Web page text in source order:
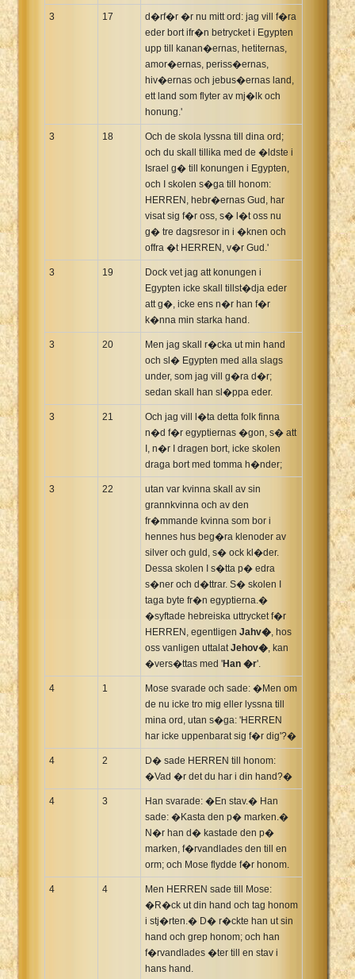
3 17
d�rf�r �r nu mitt ord: jag vill f�ra
eder bort ifr�n betrycket i Egypten
upp till kanan�ernas, hetiternas,
amor�ernas, periss�ernas,
hiv�ernas och jebus�ernas land,
ett land som flyter av mj�lk och
honung.'
3 18
Och de skola lyssna till dina ord;
och du skall tillika med de �ldste i
Israel g� till konungen i Egypten,
och I skolen s�ga till honom:
HERREN, hebr�ernas Gud, har
visat sig f�r oss, s� l�t oss nu
g� tre dagsresor in i �knen och
offra �t HERREN, v�r Gud.'
3 19
Dock vet jag att konungen i
Egypten icke skall tillst�dja eder
att g�, icke ens n�r han f�r
k�nna min starka hand.
3 20
Men jag skall r�cka ut min hand
och sl� Egypten med alla slags
under, som jag vill g�ra d�r;
sedan skall han sl�ppa eder.
3 21
Och jag vill l�ta detta folk finna
n�d f�r egyptiernas �gon, s� att
I, n�r I dragen bort, icke skolen
draga bort med tomma h�nder;
3 22
utan var kvinna skall av sin
grannkvinna och av den
fr�mmande kvinna som bor i
hennes hus beg�ra klenoder av
silver och guld, s� ock kl�der.
Dessa skolen I s�tta p� edra
s�ner och d�ttrar. S� skolen I
taga byte fr�n egyptierna.�
�syftade hebreiska uttrycket f�r
HERREN, egentligen Jahv� , hos
oss vanligen uttalat Jehov� , kan
�vers�ttas med 'Han �r'.
4 1
Mose svarade och sade: �Men om
de nu icke tro mig eller lyssna till
mina ord, utan s�ga: 'HERREN
har icke uppenbarat sig f�r dig'?�
4 2
D� sade HERREN till honom:
�Vad �r det du har i din hand?�
4 3
Han svarade: �En stav.� Han
sade: �Kasta den p� marken.�
N�r han d� kastade den p�
marken, f�rvandlades den till en
orm; och Mose flydde f�r honom.
4 4
Men HERREN sade till Mose:
�R�ck ut din hand och tag honom
i stj�rten.� D� r�ckte han ut sin
hand och grep honom; och han
f�rvandlades �ter till en stav i
hans hand.